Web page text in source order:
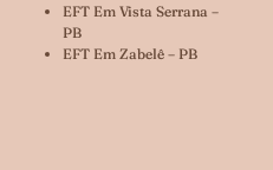
EFT Em Vista Serrana –
PB
EFT Em Zabelê – PB